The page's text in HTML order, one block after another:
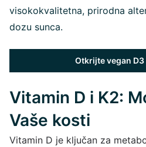
visokokvalitetna, prirodna
dozu sunca.
Otkrijte vegan
Vitamin D i K2:
Vaše kosti
Vitamin D je ključan za